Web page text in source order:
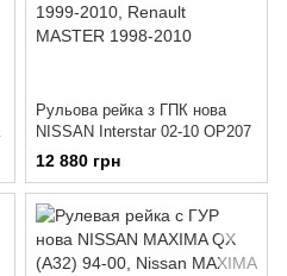
Рульова рейка з ГПК нова
NISSAN Interstar 02-10 OP207
12 880 грн